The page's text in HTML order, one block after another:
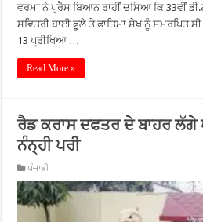
ਵਰਮਾ ਨੇ ਪ੍ਰੈਸ ਬਿਆਨ ਰਾਹੀਂ ਦਸਿਆ ਕਿ 33ਵੀਂ
ਸਵਿਤਰੀ ਬਾਈ ਫੂਲੇ ਤੇ ਫਾਤਿਮਾ ਸ਼ੇਖ ਨੂੰ ਸਮਰਪਿਤ
13 ਪ੍ਰੀਖਿਆ …
Read More »
ਰੈਡ ਕਰਾਸ ਦਫਤਰ ਦੇ ਬਾਹਰ
ਨੰਨ੍ਹੀ ਪਰੀ
ਪੰਜਾਬੀ